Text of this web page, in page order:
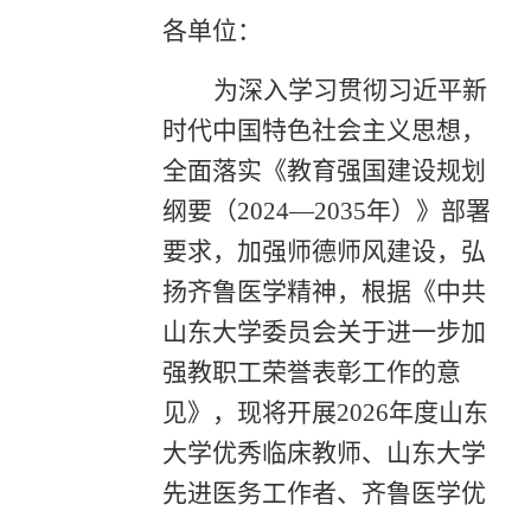
各单位：
为深入学习贯彻习近平新
时代中国特色社会主义思想，
全面落实《教育强国建设规划
纲要（2024—2035年）》部署
要求， 加强师德师风建设，弘
扬齐鲁医学精神， 根据《中共
山东大学委员会关于进一步加
强教职工荣誉表彰工作的意
见》 ，现将开展2026年度山东
大学优秀临床教师、山东大学
先进医务工作者、齐鲁医学优